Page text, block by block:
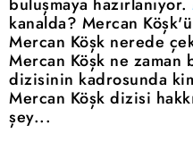
kanalda? Mercan
Mercan Köşk nerede
Mercan Köşk ne zaman
dizisinin kadrosunda
Mercan Köşk dizisi
şey...